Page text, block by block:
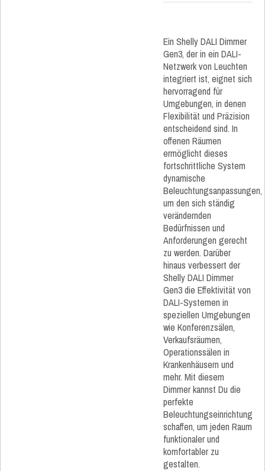
Ein Shelly DALI Dimmer
Gen3, der in ein DALI-
Netzwerk von Leuchten
integriert ist, eignet sich
hervorragend für
Umgebungen, in denen
Flexibilität und Präzision
entscheidend sind. In
offenen Räumen
ermöglicht dieses
fortschrittliche System
dynamische
Beleuchtungsanpassungen,
um den sich ständig
verändernden
Bedürfnissen und
Anforderungen gerecht
zu werden. Darüber
hinaus verbessert der
Shelly DALI Dimmer
Gen3 die Effektivität von
DALI-Systemen in
speziellen Umgebungen
wie Konferenzsälen,
Verkaufsräumen,
Operationssälen in
Krankenhäusern und
mehr. Mit diesem
Dimmer kannst Du die
perfekte
Beleuchtungseinrichtung
schaffen, um jeden Raum
funktionaler und
komfortabler zu
gestalten.